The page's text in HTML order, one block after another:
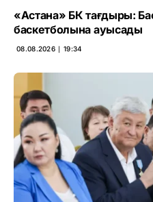
«Астана» БК тағдыры:
баскетболына ауысады
08.08.2026 ∣ 19:34